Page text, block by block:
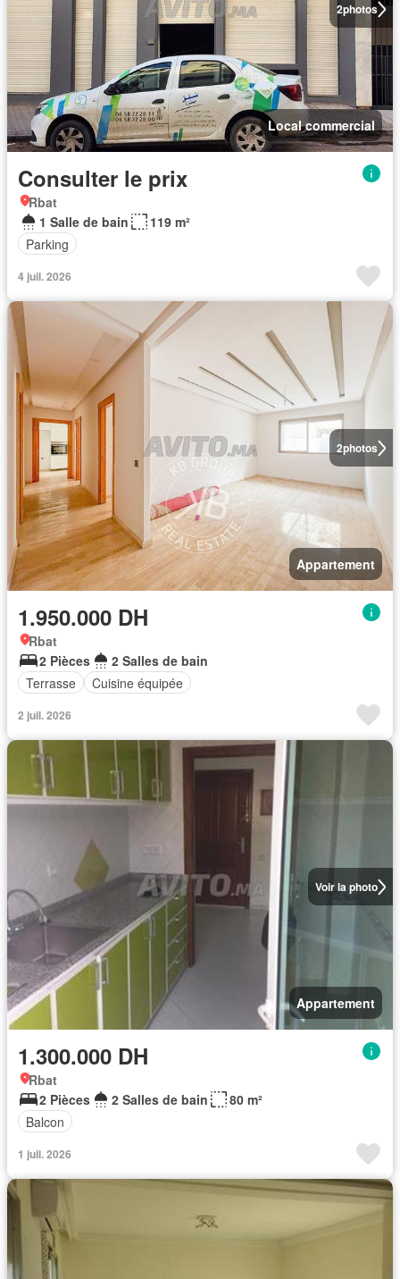
2photos
Local commercial
Consulter le prix
Rbat
1 Salle de bain
119 m²
Parking
4 juil. 2026
2photos
Appartement
1.950.000 DH
Rbat
2 Pièces
2 Salles de bain
Terrasse
Cuisine équipée
2 juil. 2026
Voir la photo
Appartement
1.300.000 DH
Rbat
2 Pièces
2 Salles de bain
80 m²
Balcon
1 juil. 2026